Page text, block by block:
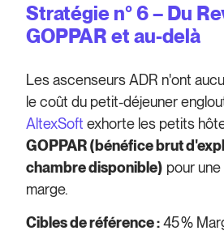
Stratégie n° 6 – Du
GOPPAR et au-delà
Les ascenseurs ADR n'ont
le coût du petit-déjeuner
AltexSoft exhorte les petits
GOPPAR (bénéfice brut
chambre disponible) pour
marge.
Cibles de référence :45 %